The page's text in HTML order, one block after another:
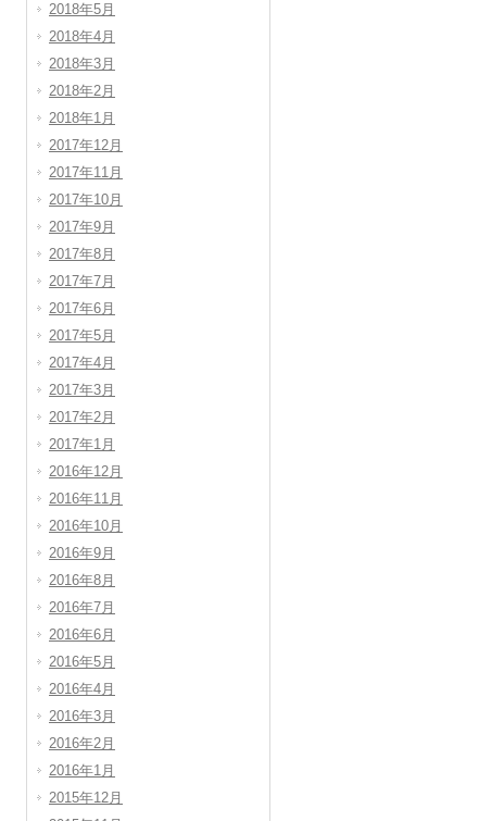
2018年5月
2018年4月
2018年3月
2018年2月
2018年1月
2017年12月
2017年11月
2017年10月
2017年9月
2017年8月
2017年7月
2017年6月
2017年5月
2017年4月
2017年3月
2017年2月
2017年1月
2016年12月
2016年11月
2016年10月
2016年9月
2016年8月
2016年7月
2016年6月
2016年5月
2016年4月
2016年3月
2016年2月
2016年1月
2015年12月